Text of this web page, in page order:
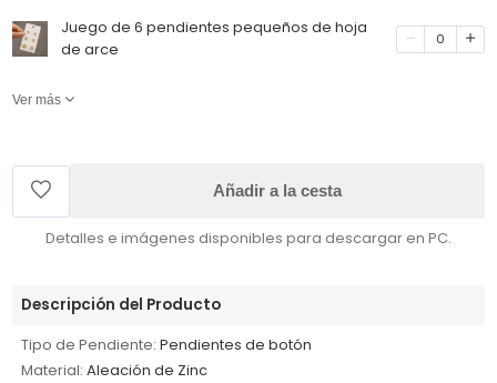
Juego de 6 pendientes pequeños de hoja
de arce
0
Ver más
Añadir a la cesta
Detalles e imágenes disponibles para descargar en PC.
Descripción del Producto
Tipo de Pendiente: Pendientes de botón
Material: Aleación de Zinc